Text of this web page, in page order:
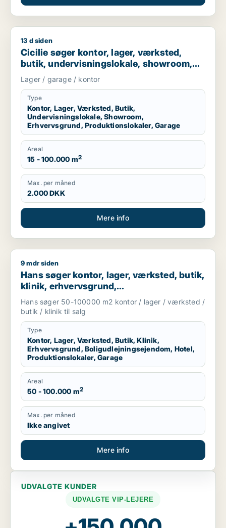
Cicilie søger kontor, lager, værksted, butik,
13 d siden
Cicilie søger kontor, lager, værksted,
butik, undervisningslokale, showroom,
erhvervsgrund, produktionslokaler eller
garage til leje i Region Sjælland eller
Nordsjælland
Lager / garage / kontor
Type
Kontor, Lager, Værksted, Butik,
Undervisningslokale, Showroom,
Erhvervsgrund, Produktionslokaler, Garage
Areal
15 - 100.000 m2
Max. per måned
2.000 DKK
Mere info
Hans søger kontor, lager, værksted, butik, klinik,
9 mdr siden
Hans søger kontor, lager, værksted, butik,
klinik, erhvervsgrund,
boligudlejningsejendom, hotel,
produktionslokaler eller garage til salg i
Region Sjælland
Hans søger 50-100000 m2 kontor / lager / værksted /
butik / klinik til salg
Type
Kontor, Lager, Værksted, Butik, Klinik,
Erhvervsgrund, Boligudlejningsejendom, Hotel,
Produktionslokaler, Garage
Areal
50 - 100.000 m2
Max. per måned
Ikke angivet
Mere info
UDVALGTE KUNDER
UDVALGTE VIP-LEJERE